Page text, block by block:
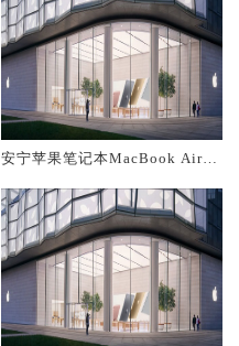
安宁苹果笔记本MacBook Air换